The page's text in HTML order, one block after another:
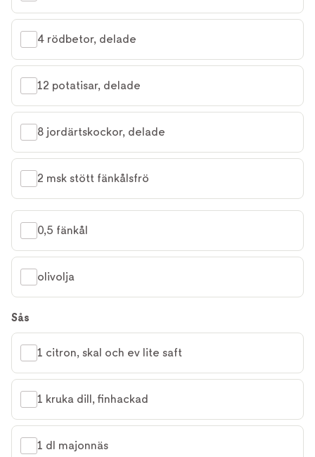
4 rödbetor, delade
12 potatisar, delade
8 jordärtskockor, delade
2 msk stött fänkålsfrö
0,5 fänkål
olivolja
Sås
1 citron, skal och ev lite saft
1 kruka dill, finhackad
1 dl majonnäs